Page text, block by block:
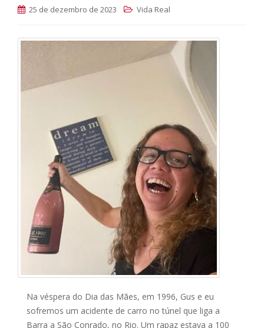
25 de dezembro de 2023 Vida Real
Na véspera do Dia das Mães, em 1996, Gus e eu
sofremos um acidente de carro no túnel que liga a
Barra a São Conrado, no Rio. Um rapaz estava a 100